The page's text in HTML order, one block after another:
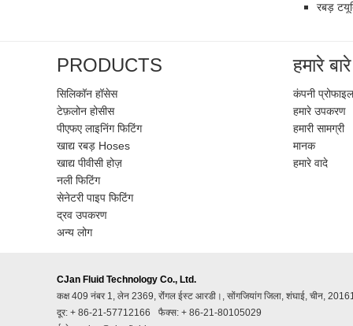
रबड़
PRODUCTS
सिलिकॉन हॉसेस
टेफ़लोन होसीस
पीएफए ​​लाइनिंग फिटिंग
खाद्य रबड़ Hoses
खाद्य पीवीसी होज़
नली फिटिंग
सेनेटरी पाइप फिटिंग
द्रव उपकरण
अन्य लोग
हमारे
कंपनी प्रोफाइल
हमारे उपकरण
हमारी सामग्री
मानक
हमारे वादे
CJan Fluid Technology Co., Ltd.
कक्ष 409 नंबर 1, लेन 2369, रोंंगल ईस्ट आरडी।, सोंगजियांग जिला, शंघाई, चीन,
दूर: + 86-21-57712166
फैक्स: + 86-21-80105029